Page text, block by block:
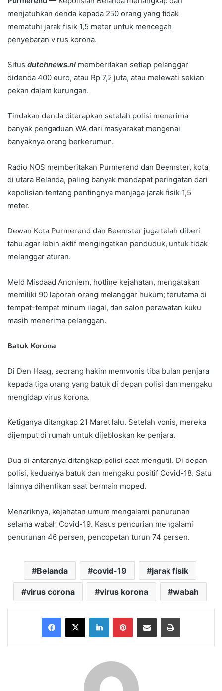
menjatuhkan denda kepada 250 orang yang tidak
mematuhi jarak fisik 1,5 meter untuk mencegah
penyebaran virus korona.
Situs dutchnews.nl memberitakan setiap pelanggar
didenda 400 euro, atau Rp 7,2 juta, atau melewati sekian
pekan dalam kurungan.
Tindakan denda diterapkan setelah polisi menerima
banyak pengaduan WA dari masyarakat mengenai
banyaknya orang berkerumun.
Radio NOS memberitakan Purmerend dan Beemster, kota
di utara Belanda, paling banyak mendapat peringatan dari
kepolisian tentang pentingnya menjaga jarak fisik 1,5
meter.
Dewan Kota Purmerend dan Beemster juga telah diberi
tahu agar lebih aktif mengingatkan penduduk, untuk tidak
melanggar aturan.
Meld Misdaad Anoniem, hotline kejahatan, mengatakan
memiliki 90 laporan orang melanggar hukum; terutama di
tempat-tempat minum ilegal, dan salon perawatan kuku
masih menerima pelanggan.
Batuk Korona
Di Den Haag, seorang hakim memvonis tiba bulan penjara
kepada tiga orang yang batuk di depan polisi dan mengaku
mengidap virus korona.
Ketiganya ditangkap 21 Maret lalu. Setelah vonis, mereka
dijemput di rumah untuk dijebloskan ke penjara.
Dua di antaranya ditangkap polisi saat mengutil. Di depan
polisi, keduanya batuk dan mengaku positif Covid-18. Satu
lainnya dihentikan saat bermain moped.
Menariknya, kejahatan umum mengalami penurunan
selama wabah Covid-19. Kasus pencurian mengalami
penurunan 46 persen, pencopetan turun 74 persen.
Belanda covid-19 jarak fisik
virus corona virus korona wabah
Facebook
X LinkedInPinterestShare via Email Print